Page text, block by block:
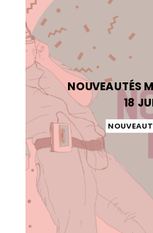
NOUVEAUTÉS
18